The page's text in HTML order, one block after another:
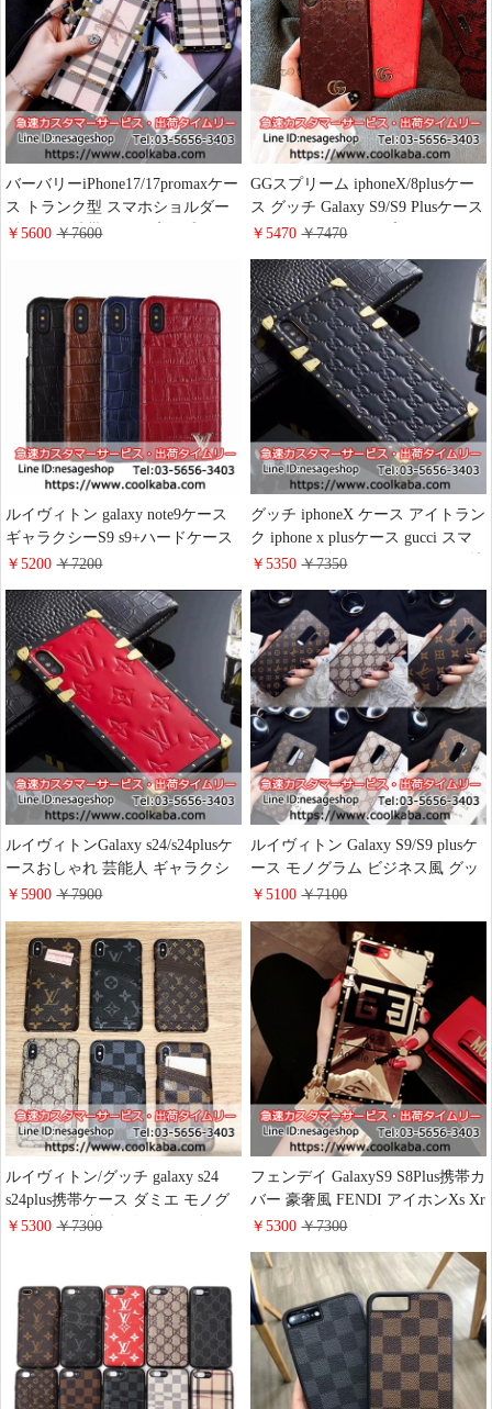
バーバリーiPhone17/17promaxケー
ス トランク型 スマホショルダー
斜めがけ 携帯ケース 高级感 アイ
S25/S24/S23ケース ストラップ付
￥5600￥7600
GGスプリーム iphoneX/8plusケー
ス グッチ Galaxy S9/S9 Plusケース
iphone7ケース シンプル GUCCI
ブランド
￥5470￥7470
ルイヴィトン galaxy note9ケース
ギャラクシーS9 s9+ハードケース
LOUIS VUITTON アイフォン X
型 上質なレザー LV iphone8/8plus
保護ケース ビジネスマン用
￥5200￥7200
グッチ iphoneX ケース アイトラン
ク iphone x plusケース gucci スマ
ホケース ギャラクシーs9 s9plus 携
アイホンハチ 8+保護ケース 海外
新作
￥5350￥7350
ルイヴィトンGalaxy s24/s24plusケ
ースおしゃれ 芸能人 ギャラクシ
ーS24 ultra モノグラムスマホケー
iphone16 16pro 15promaxカバー 耐
衝撃 大人ファッション
￥5900￥7900
ルイヴィトン Galaxy S9/S9 plusケ
ース モノグラム ビジネス風 グッ
チ Galaxy Note8ケース おしゃれ
XS/X/9ケース 高級
￥5100￥7100
ルイヴィトン/グッチ galaxy s24
s24plus携帯ケース ダミエ モノグ
ラム カード収納 ヴィトン ギャラ
iphone16/16proケース 高品質
￥5300￥7300
フェンデイ GalaxyS9 S8Plus携帯カ
バー 豪奢風 FENDI アイホンXs Xr
Xsmax チェーン付きケース
衝撃 iphone7/6s plus ケース 欧米フ
ァッション 送料無料
￥5300￥7300